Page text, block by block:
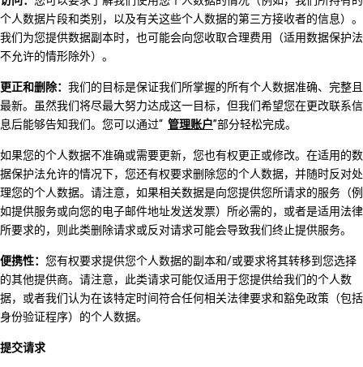
个人数据片段和类别，以及有关这些个人数据的第三方接收者的信息）。
我们为您提供数据副本时，也可能会向您收取合理费用（适用数据保护法
不允许的情形除外）。
更正和删除： 我们的目标是保证我们所掌握的所有个人数据准确、完整且
最新。虽然我们将尽最大努力达成这一目标，但我们希望您在更改联系信
息后能够告知我们。您可以通过“ 管理账户”部分轻松完成。
如果您的个人数据不准确或需要更新，您也有权更正或修改。在适用的数
据保护法允许的情况下，您还有权要求删除您的个人数据，并随时反对处
理您的个人数据。请注意，如果相关数据是向您提供您所请求的服务（例
如提供服务或向您的电子邮件地址发送发票）所必需的，或者是适用法律
所要求的，则此类删除请求或反对请求可能会导致我们终止提供服务。
便携性： 您有权要求提供您个人数据的副本和/或要求将其转移到您选择
的其他提供商。请注意，此类请求可能仅适用于您提供给我们的个人数
据，或者我们认为在该特定时间符合任何相关法律要求和豁免政策（包括
身份验证程序）的个人数据。
提交请求